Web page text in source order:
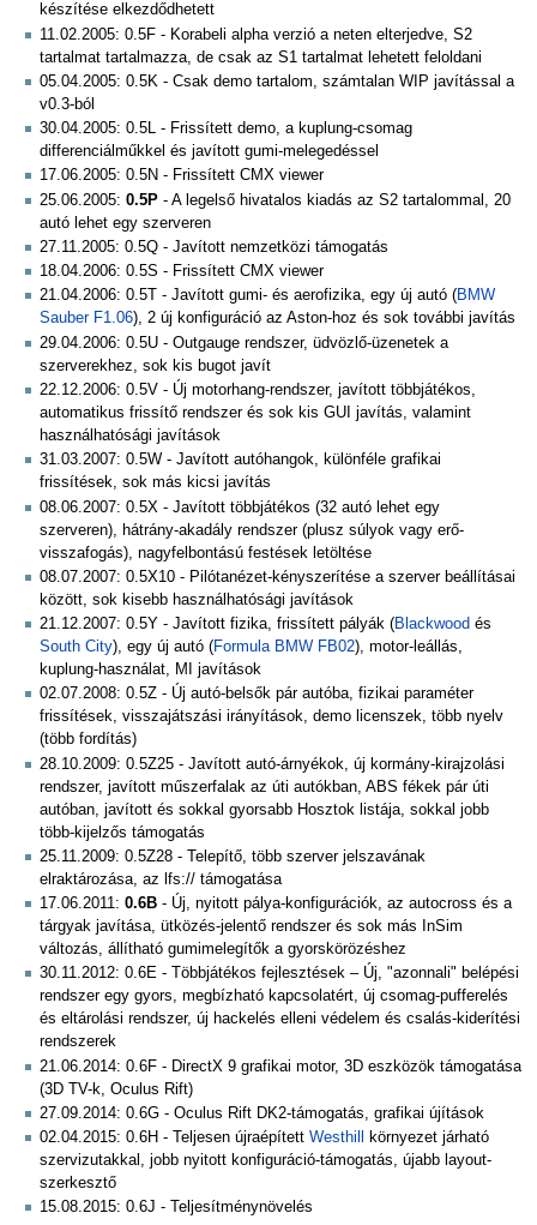
készítése elkezdődhetett
11.02.2005: 0.5F - Korabeli alpha verzió a neten elterjedve, S2
tartalmat tartalmazza, de csak az S1 tartalmat lehetett feloldani
05.04.2005: 0.5K - Csak demo tartalom, számtalan WIP javítással a
v0.3-ból
30.04.2005: 0.5L - Frissített demo, a kuplung-csomag
differenciálműkkel és javított gumi-melegedéssel
17.06.2005: 0.5N - Frissített CMX viewer
25.06.2005: 0.5P - A legelső hivatalos kiadás az S2 tartalommal, 20
autó lehet egy szerveren
27.11.2005: 0.5Q - Javított nemzetközi támogatás
18.04.2006: 0.5S - Frissített CMX viewer
21.04.2006: 0.5T - Javított gumi- és aerofizika, egy új autó (BMW
Sauber F1.06), 2 új konfiguráció az Aston-hoz és sok további javítás
29.04.2006: 0.5U - Outgauge rendszer, üdvözlő-üzenetek a
szerverekhez, sok kis bugot javít
22.12.2006: 0.5V - Új motorhang-rendszer, javított többjátékos,
automatikus frissítő rendszer és sok kis GUI javítás, valamint
használhatósági javítások
31.03.2007: 0.5W - Javított autóhangok, különféle grafikai
frissítések, sok más kicsi javítás
08.06.2007: 0.5X - Javított többjátékos (32 autó lehet egy
szerveren), hátrány-akadály rendszer (plusz súlyok vagy erő-
visszafogás), nagyfelbontású festések letöltése
08.07.2007: 0.5X10 - Pilótanézet-kényszerítése a szerver beállításai
között, sok kisebb használhatósági javítások
21.12.2007: 0.5Y - Javított fizika, frissített pályák (Blackwood és
South City), egy új autó (Formula BMW FB02), motor-leállás,
kuplung-használat, MI javítások
02.07.2008: 0.5Z - Új autó-belsők pár autóba, fizikai paraméter
frissítések, visszajátszási irányítások, demo licenszek, több nyelv
(több fordítás)
28.10.2009: 0.5Z25 - Javított autó-árnyékok, új kormány-kirajzolási
rendszer, javított műszerfalak az úti autókban, ABS fékek pár úti
autóban, javított és sokkal gyorsabb Hosztok listája, sokkal jobb
több-kijelzős támogatás
25.11.2009: 0.5Z28 - Telepítő, több szerver jelszavának
elraktározása, az lfs:// támogatása
17.06.2011: 0.6B - Új, nyitott pálya-konfigurációk, az autocross és a
tárgyak javítása, ütközés-jelentő rendszer és sok más InSim
változás, állítható gumimelegítők a gyorskörözéshez
30.11.2012: 0.6E - Többjátékos fejlesztések – Új, "azonnali" belépési
rendszer egy gyors, megbízható kapcsolatért, új csomag-pufferelés
és eltárolási rendszer, új hackelés elleni védelem és csalás-kiderítési
rendszerek
21.06.2014: 0.6F - DirectX 9 grafikai motor, 3D eszközök támogatása
(3D TV-k, Oculus Rift)
27.09.2014: 0.6G - Oculus Rift DK2-támogatás, grafikai újítások
02.04.2015: 0.6H - Teljesen újraépített Westhill
környezet járható
szervizutakkal, jobb nyitott konfiguráció-támogatás, újabb layout-
szerkesztő
15.08.2015: 0.6J - Teljesítménynövelés